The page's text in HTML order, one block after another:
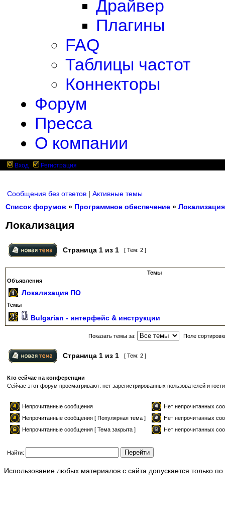
Драйвер
Плагины
FAQ
Таблицы частот
Коннекторы
Форум
Пресса
О компании
Вход Регистрация
Сообщения без ответов | Активные темы
Список форумов » Программное обеспечение » Локализация
Локализация
Страница 1 из 1 [ Тем: 2 ]
Темы
Объявления
Локализация ПО
Темы
Bulgarian - интерфейс & инструкции
Показать темы за: Поле
Страница 1 из 1 [ Тем: 2 ]
Кто сейчас на конференции
Сейчас этот форум просматривают: нет зарегистрированных пользователей и
Непрочитанные сообщения
Нет непрочитанных
Непрочитанные сообщения [ Популярная тема ]
Нет непрочитанных
Непрочитанные сообщения [ Тема закрыта ]
Нет непрочитанных
Найти:
Использование любых материалов с сайта допускается только